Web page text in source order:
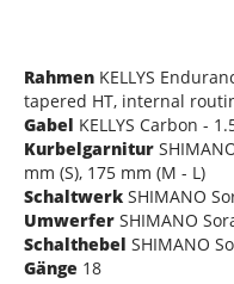
Rahmen KELLYS
tapered HT, internal
Gabel KELLYS Carbon -
Kurbelgarnitur
mm (S), 175 mm (M - L)
Schaltwerk SHIMANO
Umwerfer SHIMANO
Schalthebel SHIMANO
Gänge 18